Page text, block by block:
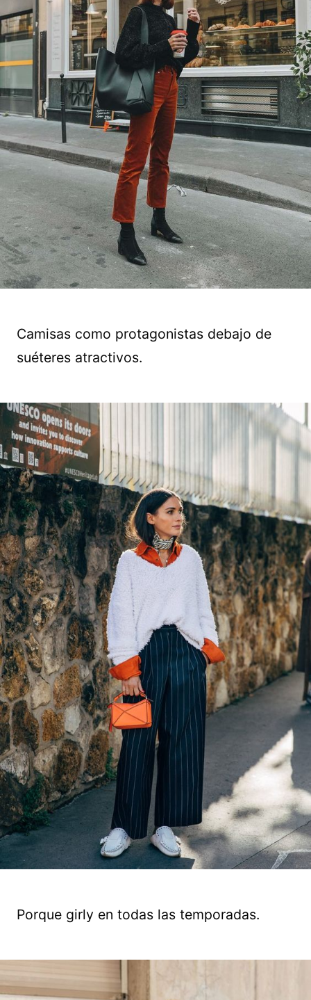
Camisas como protagonistas debajo de
suéteres atractivos.
Porque girly en todas las temporadas.